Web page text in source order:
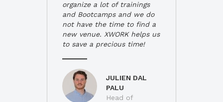
organize a lot of trainings
and Bootcamps and we do
not have the time to find a
new venue. XWORK helps us
to save a precious time!
JULIEN DAL
PALU
Head of